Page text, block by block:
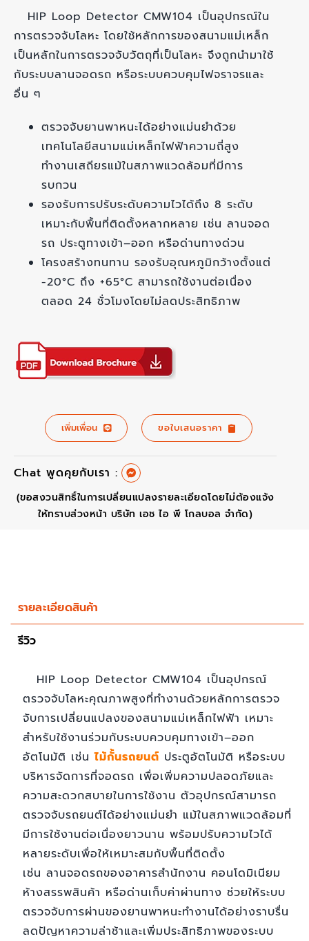
HIP Loop Detector CMW104 เป็นอุปกรณ์ใน
การตรวจจับโลหะ โดยใช้หลักการของสนามแม่เหล็ก
เป็นหลักในการตรวจจับวัตถุที่เป็นโลหะ จึงถูกนำมาใช้
กับระบบลานจอดรถ หรือระบบควบคุมไฟจราจรและ
อื่น ๆ
ตรวจจับยานพาหนะได้อย่างแม่นยำด้วย
เทคโนโลยีสนามแม่เหล็กไฟฟ้าความถี่สูง
ทำงานเสถียรแม้ในสภาพแวดล้อมที่มีการ
รบกวน
รองรับการปรับระดับความไวได้ถึง 8 ระดับ
เหมาะกับพื้นที่ติดตั้งหลากหลาย เช่น ลานจอด
รถ ประตูทางเข้า–ออก หรือด่านทางด่วน
โครงสร้างทนทาน รองรับอุณหภูมิกว้างตั้งแต่
-20°C ถึง +65°C สามารถใช้งานต่อเนื่อง
ตลอด 24 ชั่วโมงโดยไม่ลดประสิทธิภาพ
เพิ่มเพื่อน ขอใบเสนอราคา
Chat พูดคุยกับเรา :
(ขอสงวนสิทธิ์ในการเปลี่ยนแปลงรายละเอียดโดยไม่ต้องแจ้ง
ให้ทราบส่วงหน้า บริษัท เอช ไอ พี โกลบอล จำกัด)
รายละเอียดสินค้า
รีวิว
HIP Loop Detector CMW104 เป็นอุปกรณ์
ตรวจจับโลหะคุณภาพสูงที่ทำงานด้วยหลักการตรวจ
จับการเปลี่ยนแปลงของสนามแม่เหล็กไฟฟ้า เหมาะ
สำหรับใช้งานร่วมกับระบบควบคุมทางเข้า–ออก
อัตโนมัติ เช่นไม้กั้นรถยนต์ ประตูอัตโนมัติ หรือระบบ
บริหารจัดการที่จอดรถ เพื่อเพิ่มความปลอดภัยและ
ความสะดวกสบายในการใช้งาน ตัวอุปกรณ์สามารถ
ตรวจจับรถยนต์ได้อย่างแม่นยำ แม้ในสภาพแวดล้อมที่
มีการใช้งานต่อเนื่องยาวนาน พร้อมปรับความไวได้
หลายระดับเพื่อให้เหมาะสมกับพื้นที่ติดตั้ง
เช่น ลานจอดรถของอาคารสำนักงาน คอนโดมิเนียม
ห้างสรรพสินค้า หรือด่านเก็บค่าผ่านทาง ช่วยให้ระบบ
ตรวจจับการผ่านของยานพาหนะทำงานได้อย่างราบรื่น
ลดปัญหาความล่าช้าและเพิ่มประสิทธิภาพของระบบ